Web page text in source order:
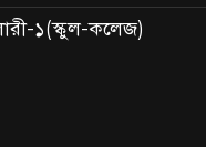
১(স্কুল-কলেজ)